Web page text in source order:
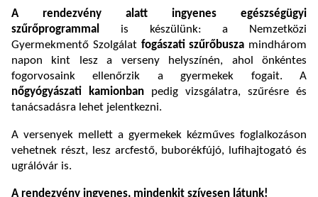
A rendezvény alatt ingyenes egészségügyi
szűrőprogrammal
is készülünk: a Nemzetközi
Gyermekmentő Szolgálat fogászati szűrőbusza mindhárom
napon kint lesz a verseny helyszínén, ahol önkéntes
fogorvosaink ellenőrzik a gyermekek fogait. A
nőgyógyászati kamionban pedig vizsgálatra, szűrésre és
tanácsadásra lehet jelentkezni.
A versenyek mellett a gyermekek kézműves foglalkozáson
vehetnek részt, lesz arcfestő, buborékfújó, lufihajtogató és
ugrálóvár is.
A rendezvény ingyenes, mindenkit szívesen látunk!